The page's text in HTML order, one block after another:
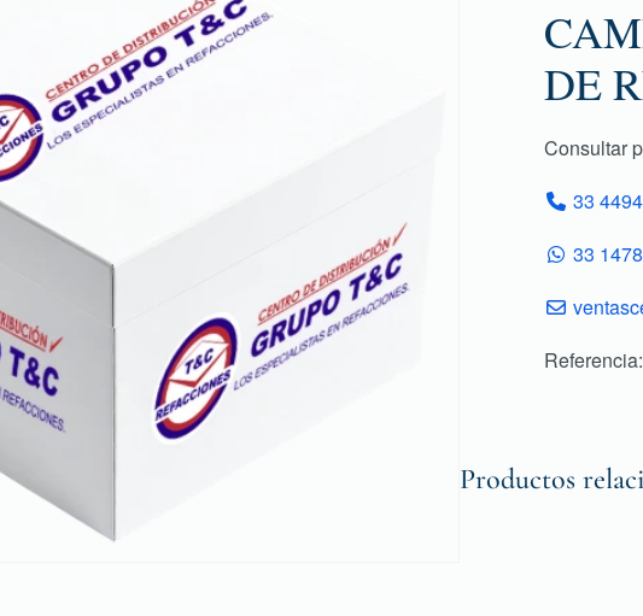
DE
Consultar
33
33
Referencia:
Productos